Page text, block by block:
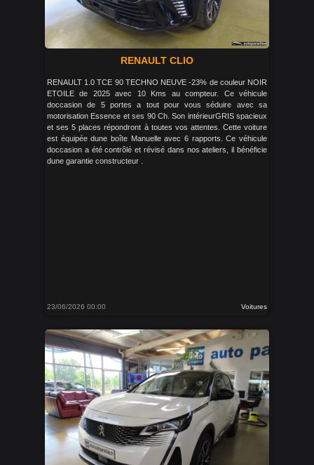
RENAULT CLIO
RENAULT 1.0 TCE 90 TECHNO NEUVE -23% de couleur NOIR
ETOILE de 2025 avec 10 Kms au compteur. Ce véhicule
doccasion de 5 portes a tout pour vous séduire avec sa
motorisation Essence et ses 90 Ch. Son intérieurGRIS spacieux
et ses 5 places répondront à toutes vos attentes. Cette voiture
est équipée dune boîte Manuelle avec 6 rapports. Ce véhicule
doccasion a été contrôlé et révisé dans nos ateliers, il bénéficie
dune garantie constructeur .
23/06/2026 00:00 Voitures